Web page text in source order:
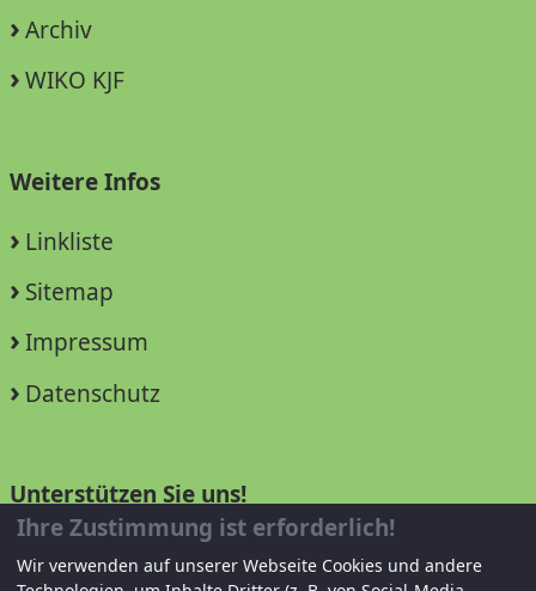
Archiv
WIKO KJF
Weitere Infos
Linkliste
Sitemap
Impressum
Datenschutz
Unterstützen Sie uns!
Mitglied werden
Ihre Zustimmung ist erforderlich!
Wir verwenden auf unserer Webseite Cookies und andere